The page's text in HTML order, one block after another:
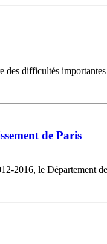
difficultés
de Paris
2016, le Département